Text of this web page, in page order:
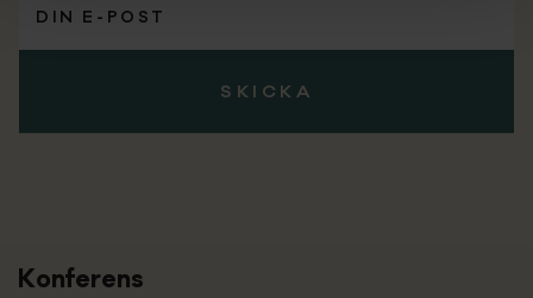
Konferens